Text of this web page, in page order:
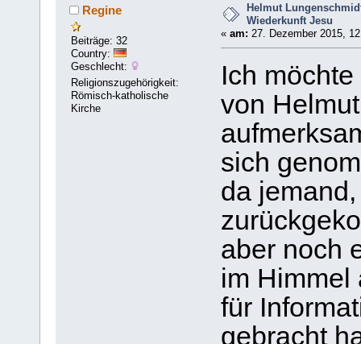
Regine
Beiträge: 32
Country:
Geschlecht:
Religionszugehörigkeit:
Römisch-katholische
Kirche
Helmut
Wiederkunft Jesu
« am: 27. Dezember 2015,
Ich
von
sich
da
aber noch
im Himmel
für
gebracht